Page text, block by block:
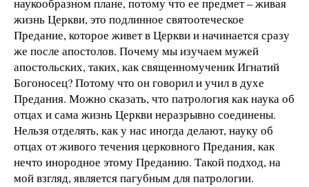
наукообразном плане, потому что ее предмет – живая
жизнь Церкви, это подлинное святоотеческое
Предание, которое живет в Церкви и начинается сразу
же после апостолов. Почему мы изучаем мужей
апостольских, таких, как священномученик Игнатий
Богоносец? Потому что он говорил и учил в духе
Предания. Можно сказать, что патрология как наука об
отцах и сама жизнь Церкви неразрывно соединены.
Нельзя отделять, как у нас иногда делают, науку об
отцах от живого течения церковного Предания, как
нечто инородное этому Преданию. Такой подход, на
мой взгляд, является пагубным для патрологии.